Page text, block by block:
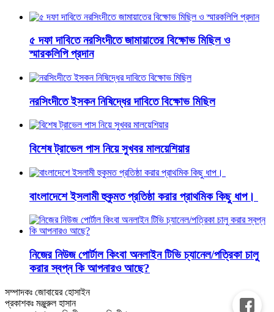
৫ দফা দাবিতে নরসিংদীতে জামায়াতের বিক্ষোভ মিছিল ও
স্মারকলিপি প্রদান
নরসিংদীতে ইসকন নিষিদ্ধের দাবিতে বিক্ষোভ মিছিল
বিশেষ ট্রাভেল পাস নিয়ে সুখবর মালয়েশিয়ার
বাংলাদেশে ইসলামী হুকুমত প্রতিষ্ঠা করার প্রাথমিক কিছু ধাপ।
নিজের নিউজ পোর্টাল কিংবা অনলাইন টিভি চ্যানেল/পত্রিকা চালু
করার স্বপ্ন কি আপনারও আছে?
সম্পাদকঃ জোবায়ের হোসাইন
প্রকাশকঃ মঞ্জুরুল হাসান